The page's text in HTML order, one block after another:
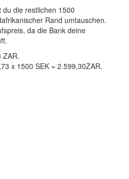
die restlichen 1500
Rand umtauschen.
da die Bank deine
ZAR.
x 1500 SEK = 2.599,30ZAR.